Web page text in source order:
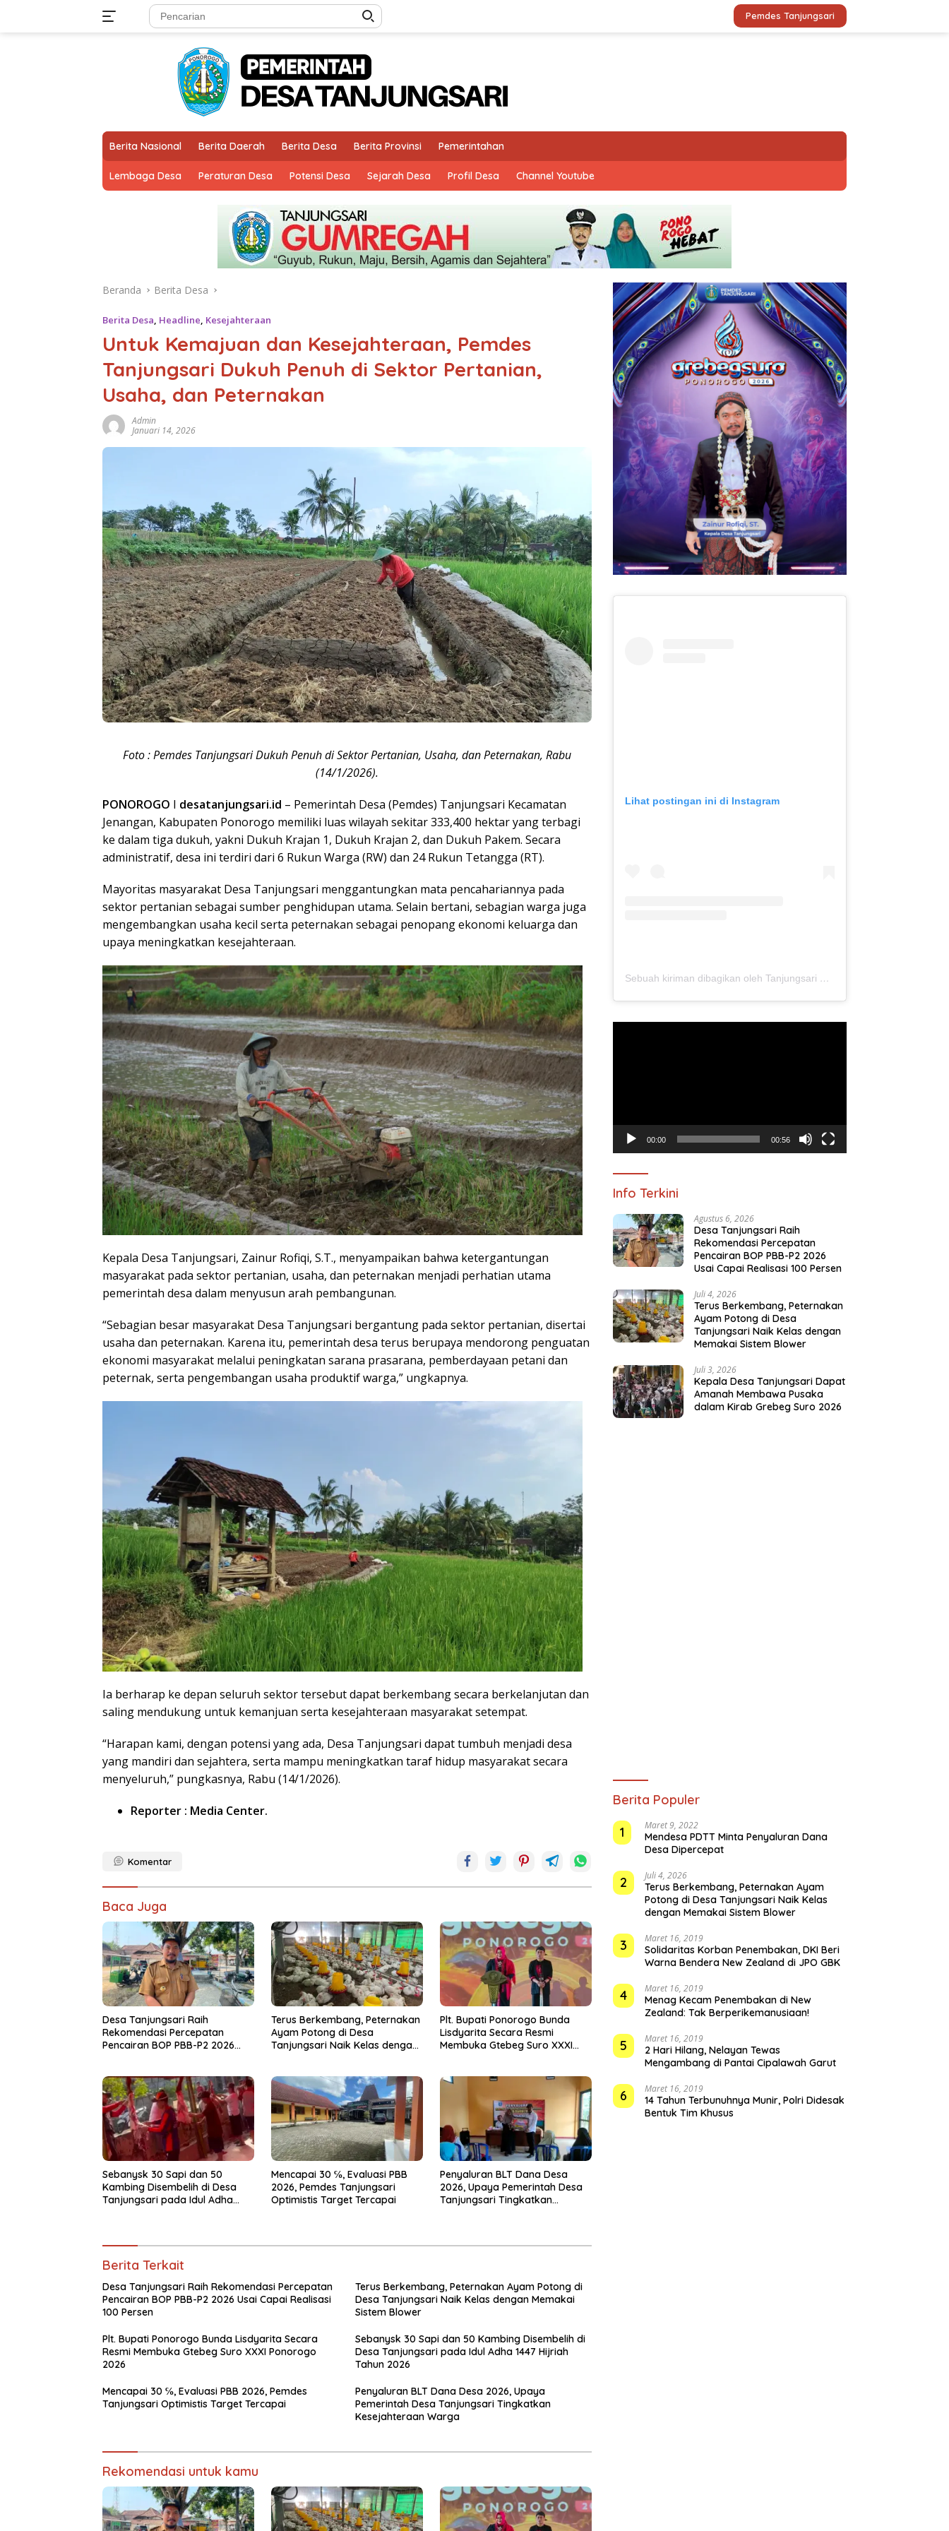
Pemdes Tanjungsari
Berita Nasional Berita Daerah Berita Desa Berita Provinsi Pemerintahan
Lembaga Desa Peraturan Desa Potensi Desa Sejarah Desa Profil Desa Channel Youtube
Beranda Berita Desa
Berita Desa, Headline, Kesejahteraan
Untuk Kemajuan dan Kesejahteraan, Pemdes
Tanjungsari Dukuh Penuh di Sektor Pertanian,
Usaha, dan Peternakan
Admin
Januari 14, 2026
Foto : Pemdes Tanjungsari Dukuh Penuh di Sektor Pertanian, Usaha, dan Peternakan, Rabu
(14/1/2026).
PONOROGO I desatanjungsari.id – Pemerintah Desa (Pemdes) Tanjungsari Kecamatan
Jenangan, Kabupaten Ponorogo memiliki luas wilayah sekitar 333,400 hektar yang terbagi
ke dalam tiga dukuh, yakni Dukuh Krajan 1, Dukuh Krajan 2, dan Dukuh Pakem. Secara
administratif, desa ini terdiri dari 6 Rukun Warga (RW) dan 24 Rukun Tetangga (RT).
Mayoritas masyarakat Desa Tanjungsari menggantungkan mata pencahariannya pada
sektor pertanian sebagai sumber penghidupan utama. Selain bertani, sebagian warga juga
mengembangkan usaha kecil serta peternakan sebagai penopang ekonomi keluarga dan
upaya meningkatkan kesejahteraan.
Kepala Desa Tanjungsari, Zainur Rofiqi, S.T., menyampaikan bahwa ketergantungan
masyarakat pada sektor pertanian, usaha, dan peternakan menjadi perhatian utama
pemerintah desa dalam menyusun arah pembangunan.
“Sebagian besar masyarakat Desa Tanjungsari bergantung pada sektor pertanian, disertai
usaha dan peternakan. Karena itu, pemerintah desa terus berupaya mendorong penguatan
ekonomi masyarakat melalui peningkatan sarana prasarana, pemberdayaan petani dan
peternak, serta pengembangan usaha produktif warga,” ungkapnya.
Ia berharap ke depan seluruh sektor tersebut dapat berkembang secara berkelanjutan dan
saling mendukung untuk kemanjuan serta kesejahteraan masyarakat setempat.
“Harapan kami, dengan potensi yang ada, Desa Tanjungsari dapat tumbuh menjadi desa
yang mandiri dan sejahtera, serta mampu meningkatkan taraf hidup masyarakat secara
menyeluruh,” pungkasnya, Rabu (14/1/2026).
Reporter : Media Center.
Komentar
Baca Juga
Desa Tanjungsari Raih
Rekomendasi Percepatan
Pencairan BOP PBB-P2 2026
Terus Berkembang, Peternakan
Ayam Potong di Desa
Tanjungsari Naik Kelas dengan
Plt. Bupati Ponorogo Bunda
Lisdyarita Secara Resmi
Membuka Gtebeg Suro XXXI
Sebanysk 30 Sapi dan 50
Kambing Disembelih di Desa
Tanjungsari pada Idul Adha
Mencapai 30 ℅, Evaluasi PBB
2026, Pemdes Tanjungsari
Optimistis Target Tercapai
Penyaluran BLT Dana Desa
2026, Upaya Pemerintah Desa
Tanjungsari Tingkatkan
Berita Terkait
Desa Tanjungsari Raih Rekomendasi Percepatan
Pencairan BOP PBB-P2 2026 Usai Capai Realisasi
100 Persen
Terus Berkembang, Peternakan Ayam Potong di
Desa Tanjungsari Naik Kelas dengan Memakai
Sistem Blower
Plt. Bupati Ponorogo Bunda Lisdyarita Secara
Resmi Membuka Gtebeg Suro XXXI Ponorogo
2026
Sebanysk 30 Sapi dan 50 Kambing Disembelih di
Desa Tanjungsari pada Idul Adha 1447 Hijriah
Tahun 2026
Mencapai 30 ℅, Evaluasi PBB 2026, Pemdes
Tanjungsari Optimistis Target Tercapai
Penyaluran BLT Dana Desa 2026, Upaya
Pemerintah Desa Tanjungsari Tingkatkan
Kesejahteraan Warga
Rekomendasi untuk kamu
Lihat postingan ini di Instagram
Sebuah kiriman dibagikan oleh Tanjungsari Ponorogo (@tanjungsari.ponorogo)
00:00 00:56
Info Terkini
Agustus 6, 2026
Desa Tanjungsari Raih
Rekomendasi Percepatan
Pencairan BOP PBB-P2 2026
Usai Capai Realisasi 100 Persen
Juli 4, 2026
Terus Berkembang, Peternakan
Ayam Potong di Desa
Tanjungsari Naik Kelas dengan
Memakai Sistem Blower
Juli 3, 2026
Kepala Desa Tanjungsari Dapat
Amanah Membawa Pusaka
dalam Kirab Grebeg Suro 2026
Berita Populer
1
Maret 9, 2022
Mendesa PDTT Minta Penyaluran Dana
Desa Dipercepat
2 Juli 4, 2026
Terus Berkembang, Peternakan Ayam
Potong di Desa Tanjungsari Naik Kelas
dengan Memakai Sistem Blower
3 Maret 16, 2019
Solidaritas Korban Penembakan, DKI Beri
Warna Bendera New Zealand di JPO GBK
4 Maret 16, 2019
Menag Kecam Penembakan di New
Zealand: Tak Berperikemanusiaan!
5 Maret 16, 2019
2 Hari Hilang, Nelayan Tewas
Mengambang di Pantai Cipalawah Garut
6 Maret 16, 2019
14 Tahun Terbunuhnya Munir, Polri Didesak
Bentuk Tim Khusus